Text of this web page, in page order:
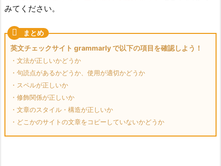
みてください。
英文チェックサイト grammarly で以下の項目を確認しよう！
・文法が正しいかどうか
・句読点があるかどうか、使用が適切かどうか
・スペルが正しいか
・修飾関係が正しいか
・文章のスタイル・構造が正しいか
・どこかのサイトの文章をコピーしていないかどうか